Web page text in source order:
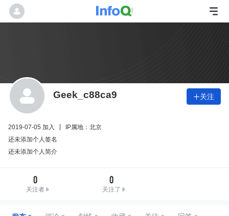
Geek_c88ca9 关注
2019-07-05 加入
IP属地：北京
还未添加个人签名
还未添加个人简介
0
关注者
0
关注了